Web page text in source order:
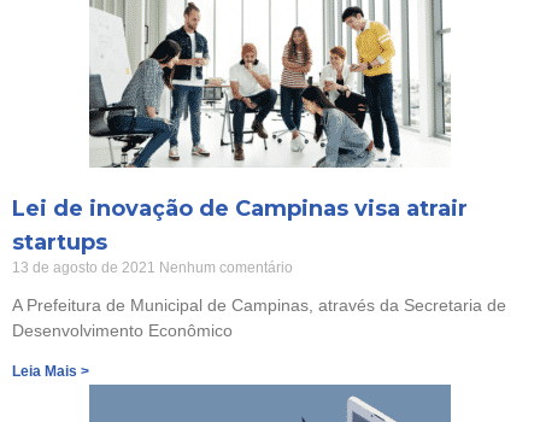
Lei de inovação de Campinas visa atrair
startups
13 de agosto de 2021 Nenhum comentário
A Prefeitura de Municipal de Campinas, através da Secretaria de
Desenvolvimento Econômico
Leia Mais >